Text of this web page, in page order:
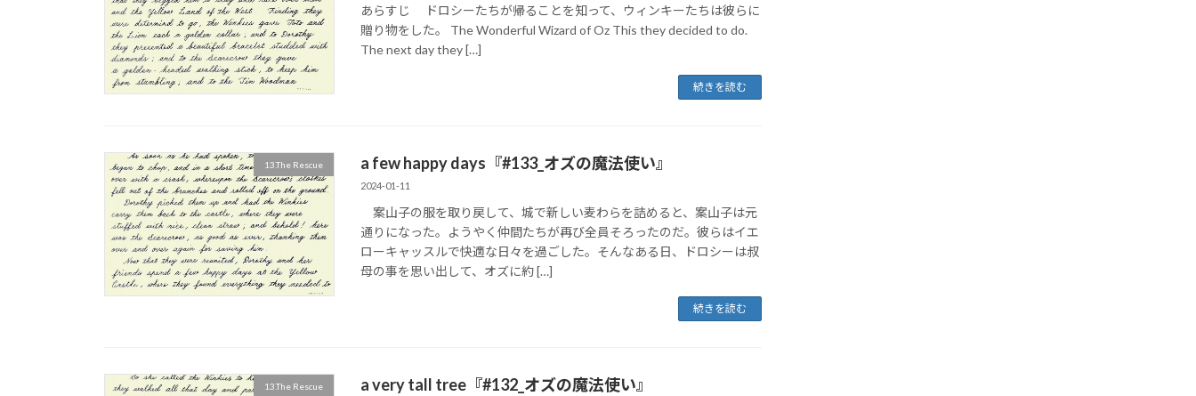
あらすじ ドロシーたちが帰ることを知って、ウィンキーたちは彼らに
贈り物をした。 The Wonderful Wizard of Oz This they decided to do.
The next day they […]
続きを読む
13.The Rescue a few happy days『#133_オズの魔法使い』
2024-01-11
案山子の服を取り戻して、城で新しい麦わらを詰めると、案山子は元
通りになった。ようやく仲間たちが再び全員そろったのだ。彼らはイエ
ローキャッスルで快適な日々を過ごした。そんなある日、ドロシーは叔
母の事を思い出して、オズに約 […]
続きを読む
13.The Rescue a very tall tree『#132_オズの魔法使い』